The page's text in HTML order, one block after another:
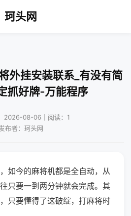
珂头网
外挂安装联系_有没有简
抓好牌-万能程序
2026-08-06｜阅读：1
布者：珂头网
如今的麻将机都是全自动，从
只要一到两分钟就会完成。其
只要懂得了这破绽，打麻将时